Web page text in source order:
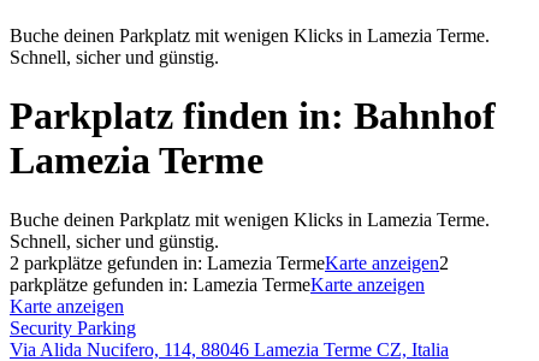
Buche deinen Parkplatz mit wenigen Klicks in Lamezia Terme.
Schnell, sicher und günstig.
Parkplatz finden in: Bahnhof
Lamezia Terme
Buche deinen Parkplatz mit wenigen Klicks in Lamezia Terme.
Schnell, sicher und günstig.
2 parkplätze gefunden in: Lamezia TermeKarte anzeigen2
parkplätze gefunden in: Lamezia TermeKarte anzeigen
Karte anzeigen
Security Parking
Via Alida Nucifero, 114, 88046 Lamezia Terme CZ, Italia